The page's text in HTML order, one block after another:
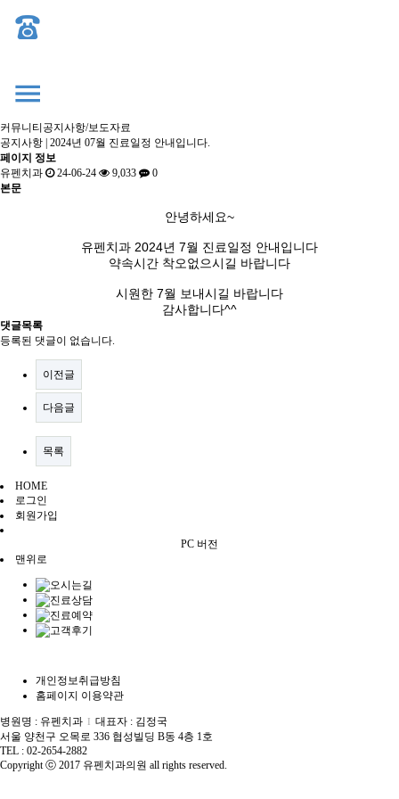
커뮤니티 공지사항/보도자료
공지사항 | 2024년 07월 진료일정 안내입니다.
페이지 정보
유펜치과
24-06-24 9,033
0
본문
안녕하세요~
유펜치과 2024년 7월 진료일정 안내입니다
약속시간 착오없으시길 바랍니다
시원한 7월 보내시길 바랍니다
감사합니다^^
댓글목록
등록된 댓글이 없습니다.
이전글
다음글
목록
HOME
로그인
회원가입
PC 버전
맨위로
개인정보취급방침
홈페이지 이용약관
병원명 : 유펜치과 I 대표자 : 김정국
서울 양천구 오목로 336 협성빌딩 B동 4층 1호
TEL : 02-2654-2882
Copyright ⓒ 2017 유펜치과의원 all rights reserved.